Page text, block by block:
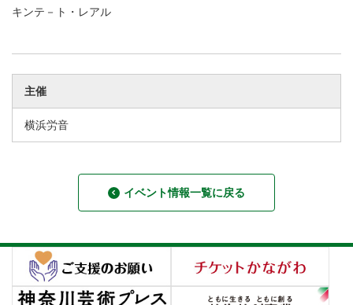
キンテ－ト・レアル
主催
横浜労音
イベント情報一覧に戻る